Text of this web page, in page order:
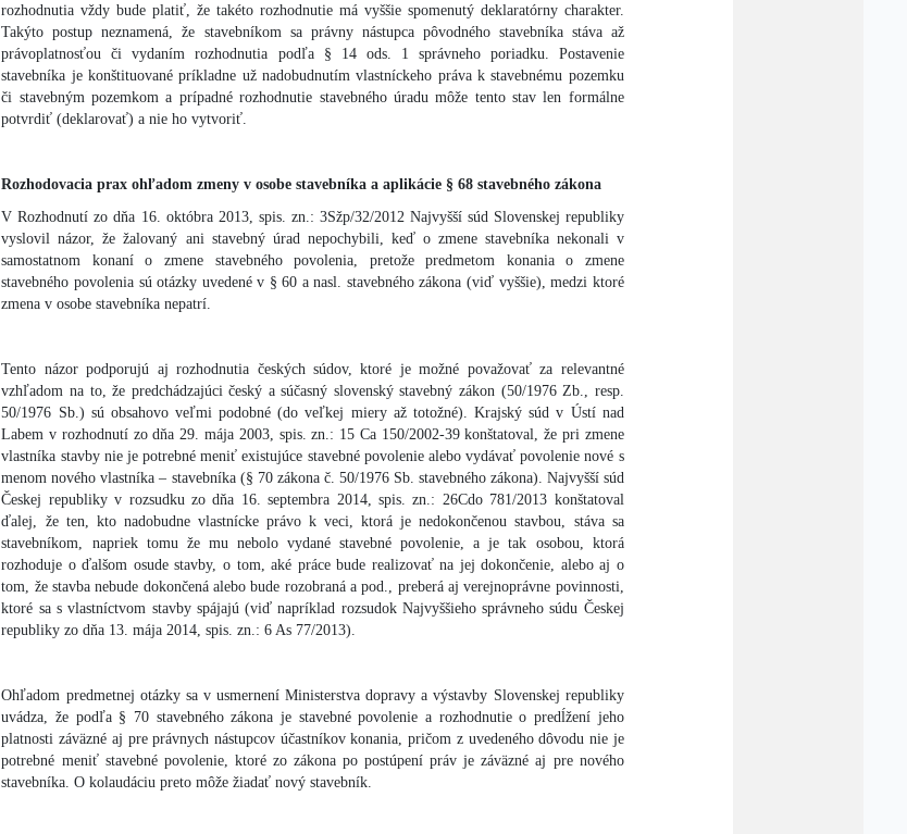
rozhodnutia vždy bude platiť, že takéto rozhodnutie má vyššie spomenutý deklaratórny charakter.
Takýto postup neznamená, že stavebníkom sa právny nástupca pôvodného stavebníka stáva až
právoplatnosťou či vydaním rozhodnutia podľa § 14 ods. 1 správneho poriadku. Postavenie
stavebníka je konštituované príkladne už nadobudnutím vlastníckeho práva k stavebnému pozemku
či stavebným pozemkom a prípadné rozhodnutie stavebného úradu môže tento stav len formálne
potvrdiť (deklarovať) a nie ho vytvoriť.
Rozhodovacia prax ohľadom zmeny v osobe stavebníka a aplikácie § 68 stavebného zákona
V Rozhodnutí zo dňa 16. októbra 2013, spis. zn.: 3Sžp/32/2012 Najvyšší súd Slovenskej republiky
vyslovil názor, že žalovaný ani stavebný úrad nepochybili, keď o zmene stavebníka nekonali v
samostatnom konaní o zmene stavebného povolenia, pretože predmetom konania o zmene
stavebného povolenia sú otázky uvedené v § 60 a nasl. stavebného zákona (viď vyššie), medzi ktoré
zmena v osobe stavebníka nepatrí.
Tento názor podporujú aj rozhodnutia českých súdov, ktoré je možné považovať za relevantné
vzhľadom na to, že predchádzajúci český a súčasný slovenský stavebný zákon (50/1976 Zb., resp.
50/1976 Sb.) sú obsahovo veľmi podobné (do veľkej miery až totožné). Krajský súd v Ústí nad
Labem v rozhodnutí zo dňa 29. mája 2003, spis. zn.: 15 Ca 150/2002-39 konštatoval, že pri zmene
vlastníka stavby nie je potrebné meniť existujúce stavebné povolenie alebo vydávať povolenie nové s
menom nového vlastníka – stavebníka (§ 70 zákona č. 50/1976 Sb. stavebného zákona). Najvyšší súd
Českej republiky v rozsudku zo dňa 16. septembra 2014, spis. zn.: 26Cdo 781/2013 konštatoval
ďalej, že ten, kto nadobudne vlastnícke právo k veci, ktorá je nedokončenou stavbou, stáva sa
stavebníkom, napriek tomu že mu nebolo vydané stavebné povolenie, a je tak osobou, ktorá
rozhoduje o ďalšom osude stavby, o tom, aké práce bude realizovať na jej dokončenie, alebo aj o
tom, že stavba nebude dokončená alebo bude rozobraná a pod., preberá aj verejnoprávne povinnosti,
ktoré sa s vlastníctvom stavby spájajú (viď napríklad rozsudok Najvyššieho správneho súdu Českej
republiky zo dňa 13. mája 2014, spis. zn.: 6 As 77/2013).
Ohľadom predmetnej otázky sa v usmernení Ministerstva dopravy a výstavby Slovenskej republiky
uvádza, že podľa § 70 stavebného zákona je stavebné povolenie a rozhodnutie o predĺžení jeho
platnosti záväzné aj pre právnych nástupcov účastníkov konania, pričom z uvedeného dôvodu nie je
potrebné meniť stavebné povolenie, ktoré zo zákona po postúpení práv je záväzné aj pre nového
stavebníka. O kolaudáciu preto môže žiadať nový stavebník.